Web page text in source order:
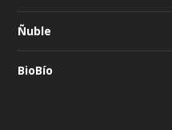
Ñuble
BioBío